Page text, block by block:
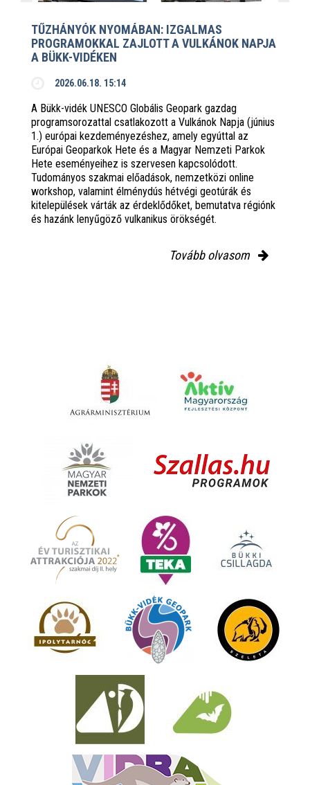
TŰZHÁNYÓK NYOMÁBAN: IZGALMAS
PROGRAMOKKAL ZAJLOTT A VULKÁNOK NAPJA
A BÜKK-VIDÉKEN
2026.06.18. 15:14
A Bükk-vidék UNESCO Globális Geopark gazdag
programsorozattal csatlakozott a Vulkánok Napja (június
1.) európai kezdeményezéshez, amely egyúttal az
Európai Geoparkok Hete és a Magyar Nemzeti Parkok
Hete eseményeihez is szervesen kapcsolódott.
Tudományos szakmai előadások, nemzetközi online
workshop, valamint élménydús hétvégi geotúrák és
kitelepülések várták az érdeklődőket, bemutatva régiónk
és hazánk lenyűgöző vulkanikus örökségét.
Tovább olvasom